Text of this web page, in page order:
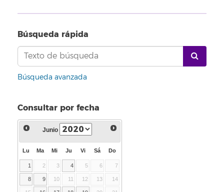
Búsqueda rápida
Búsqueda avanzada
Consultar por fecha
Junio
Lu Ma Mi Ju Vi Sá Do
1 2 3 4 5 6 7
8 9 10 11 12 13 14